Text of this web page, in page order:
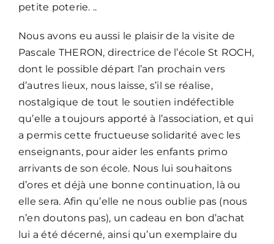
petite poterie. ..
Nous avons eu aussi le plaisir de la visite de
Pascale THERON, directrice de l’école St ROCH,
dont le possible départ l’an prochain vers
d’autres lieux, nous laisse, s’il se réalise,
nostalgique de tout le soutien indéfectible
qu’elle a toujours apporté à l’association, et qui
a permis cette fructueuse solidarité avec les
enseignants, pour aider les enfants primo
arrivants de son école. Nous lui souhaitons
d’ores et déjà une bonne continuation, là ou
elle sera. Afin qu’elle ne nous oublie pas (nous
n’en doutons pas), un cadeau en bon d’achat
lui a été décerné, ainsi qu’un exemplaire du